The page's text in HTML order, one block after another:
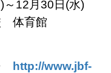
～12月30日(水)
体育館
http://www.jbf-